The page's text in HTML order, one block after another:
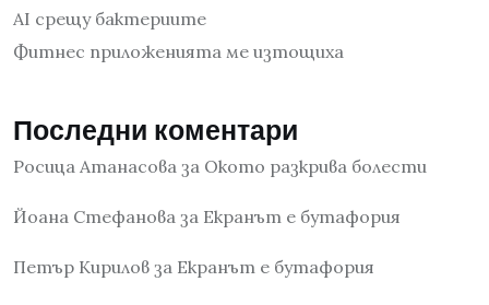
AI срещу бактериите
Фитнес приложенията ме изтощиха
Последни коментари
Росица Атанасова за Окото разкрива болести
Йоана Стефанова за Екранът е бутафория
Петър Кирилов за Екранът е бутафория